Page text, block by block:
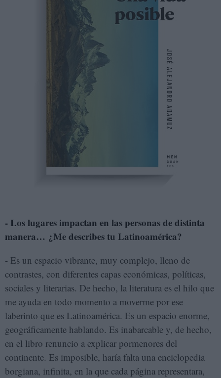
- Los lugares impactan en las personas de distinta
manera… ¿Me describes tu Latinoamérica?
- Es un espacio vibrante, muy complejo, lleno de
contrastes, con diferentes capas económicas, políticas,
sociales y literarias. De hecho, la literatura es el hilo que
me ayuda en todo momento a moverme por ese
laberinto que es Latinoamérica. Es un espacio enorme,
geográficamente hablando. Es inabarcable y, de hecho,
en el libro renuncio a explicar pormenores del
continente. Es imposible, haría falta una enciclopedia
borgiana, infinita, en la que cada página representara,